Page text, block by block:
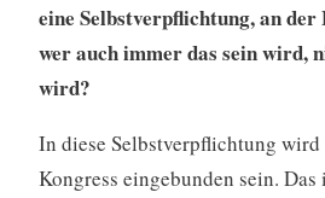
eine Selbstverpflichtung, an der
wer auch immer das sein wird,
wird?
In diese Selbstverpflichtung
Kongress eingebunden sein.